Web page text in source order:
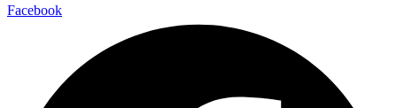
Facebook